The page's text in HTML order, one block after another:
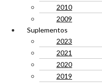
2010
2009
Suplementos
2023
2021
2020
2019